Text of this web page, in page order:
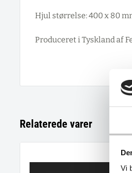
Vi
Hjul størrelse: 400 x 80
Produceret i Tyskland af
Relaterede varer